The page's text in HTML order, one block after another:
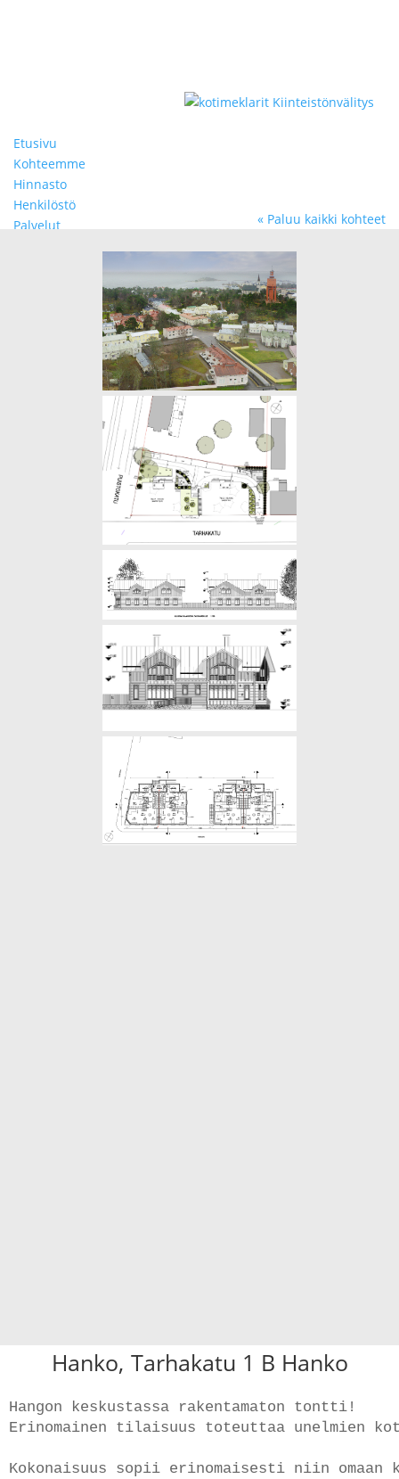
Etusivu
Kohteemme
Hinnasto
Henkilöstö
Palvelut
Paluu kaikki kohteet
Hanko, Tarhakatu 1 B Hanko
Hangon keskustassa rakentamaton tontti!
Erinomainen tilaisuus toteuttaa unelmien
Kokonaisuus sopii erinomaisesti niin